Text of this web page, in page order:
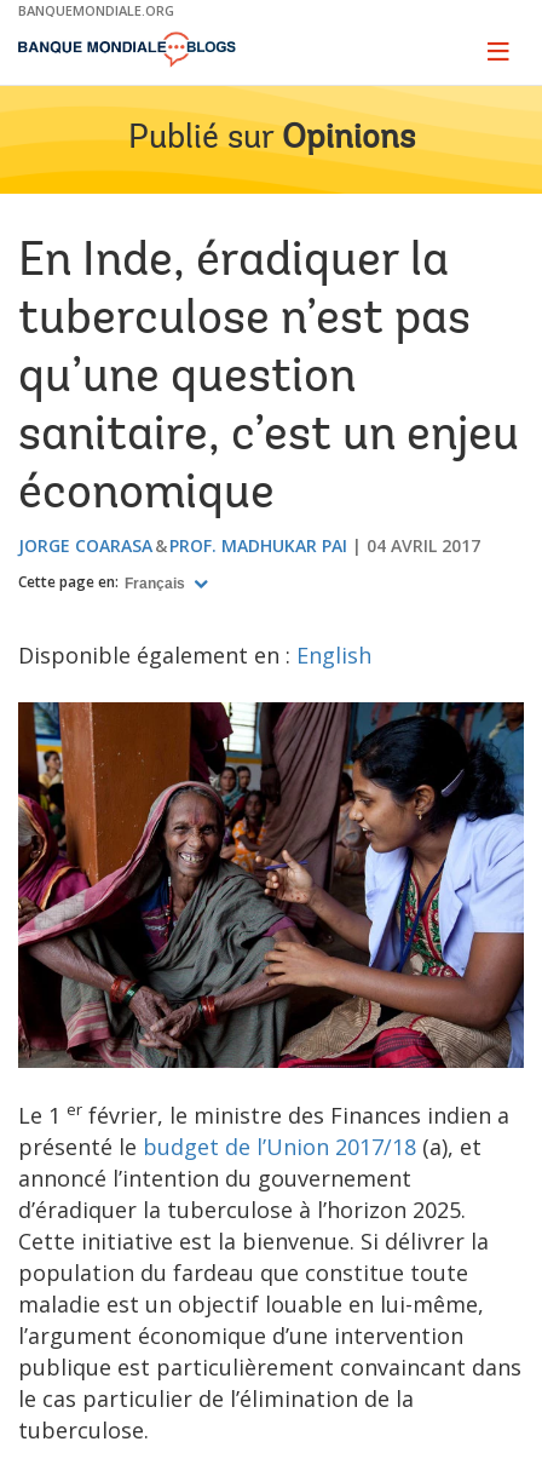
Skip
Main
BANQUEMONDIALE.ORG
Page
Publié sur Opinions
En Inde, éradiquer la
tuberculose n’est pas
qu’une question
sanitaire, c’est un enjeu
économique
JORGE COARASA PROF. MADHUKAR PAI 04 AVRIL 2017
Cette page en: Français
Disponible également en : English
Le 1 er février, le ministre des Finances indien a
présenté le budget de l’Union 2017/18 (a), et
annoncé l’intention du gouvernement
d’éradiquer la tuberculose à l’horizon 2025.
Cette initiative est la bienvenue. Si délivrer la
population du fardeau que constitue toute
maladie est un objectif louable en lui-même,
l’argument économique d’une intervention
publique est particulièrement convaincant dans
le cas particulier de l’élimination de la
tuberculose.